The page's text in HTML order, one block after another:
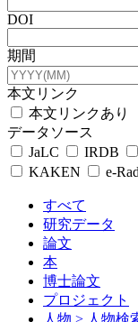
DOI
期間
本文リンク
本文リンクあり
データソース
JaLC
IRDB
KAKEN
e-Rad
すべて
研究データ
論文
本
博士論文
プロジェクト
人物 > 人物検